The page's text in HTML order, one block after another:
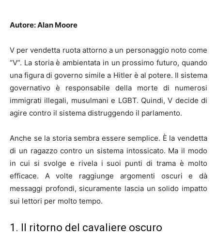
Autore: Alan Moore
V per vendetta ruota attorno a un personaggio noto come
“V”. La storia è ambientata in un prossimo futuro, quando
una figura di governo simile a Hitler è al potere. Il sistema
governativo è responsabile della morte di numerosi
immigrati illegali, musulmani e LGBT. Quindi, V decide di
agire contro il sistema distruggendo il parlamento.
Anche se la storia sembra essere semplice. È la vendetta
di un ragazzo contro un sistema intossicato. Ma il modo
in cui si svolge e rivela i suoi punti di trama è molto
efficace. A volte raggiunge argomenti oscuri e dà
messaggi profondi, sicuramente lascia un solido impatto
sui lettori per molto tempo.
1. Il ritorno del cavaliere oscuro